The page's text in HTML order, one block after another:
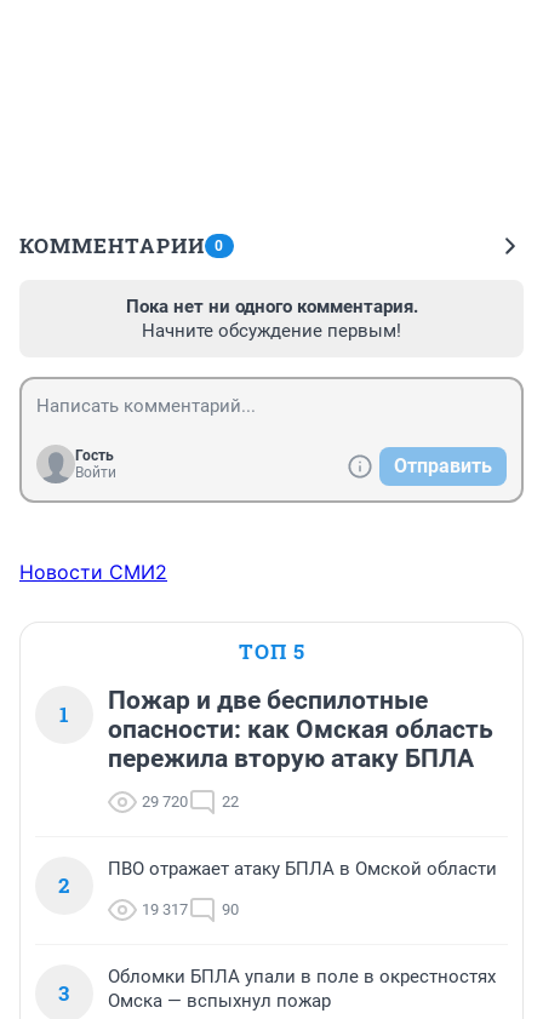
КОММЕНТАРИИ 0
Пока нет ни одного комментария.
Начните обсуждение первым!
Гость
Войти
Отправить
Новости СМИ2
ТОП 5
1
Пожар и две беспилотные
опасности: как Омская область
пережила вторую атаку БПЛА
29 720 22
2
ПВО отражает атаку БПЛА в Омской области
19 317 90
3
Обломки БПЛА упали в поле в окрестностях
Омска — вспыхнул пожар